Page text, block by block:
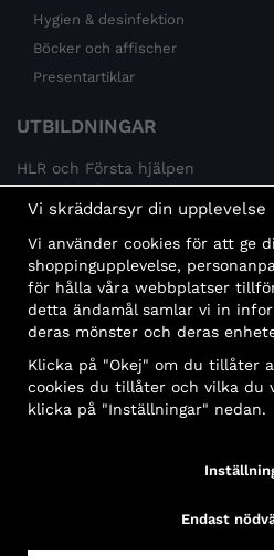
Hygien & desinfektion
Böcker och affischer
Presentartiklar
UTBILDNINGAR
HLR och Första hjälpen
Psykisk hälsa
Brandskydd
MÅLGRUPPER
Offentlig sektor och företag
Privatpersoner
FakturaDelbetalning
Vi skräddarsyr din upplevelse
Vi använder cookies för att ge
shoppingupplevelse,
för hålla våra webbplatser
detta ändamål samlar vi in
deras mönster och deras
Klicka på "Okej" om du tillåter
cookies du tillåter och vilka du
klicka på "Inställningar" nedan.
Endast